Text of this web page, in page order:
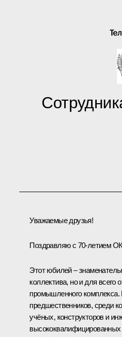
Уважаемые друзья!
Поздравляю с 70-летием
Этот юбилей –
коллектива, но и для всего
промышленного
предшественников, среди
учёных, конструкторов и
высококвалифицированных